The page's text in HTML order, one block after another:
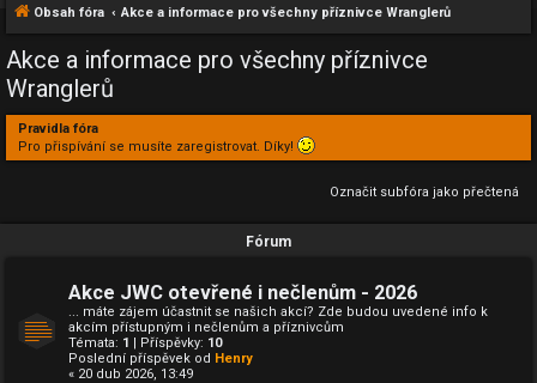
Obsah fóra Akce a informace pro všechny příznivce Wranglerů
Akce a informace pro všechny příznivce
Wranglerů
Pravidla fóra
Pro přispívání se musíte zaregistrovat. Díky!
Označit subfóra jako přečtená
Fórum
Akce JWC otevřené i nečlenům - 2026
... máte zájem účastnit se našich akcí? Zde budou uvedené info k
akcím přístupným i nečlenům a příznivcům
Témata: 1 | Příspěvky: 10
Poslední příspěvek od Henry
« 20 dub 2026, 13:49